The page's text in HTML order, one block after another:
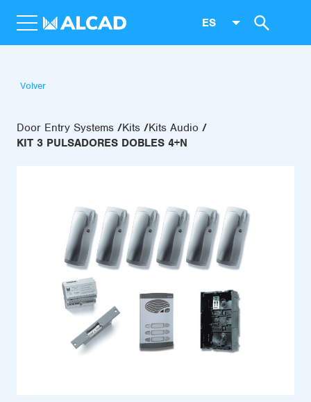
ES
Volver
Door Entry Systems Kits
Kits Audio
KIT 3 PULSADORES DOBLES 4+N